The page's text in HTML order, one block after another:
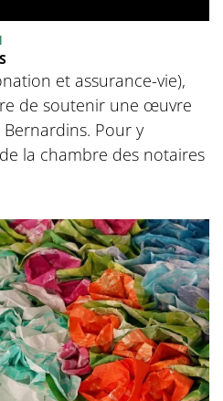
et assurance-vie),
de soutenir une œuvre
Pour y
la chambre des notaires